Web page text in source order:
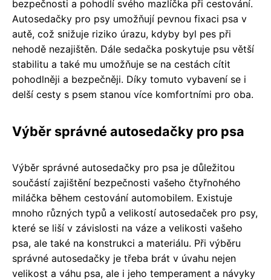
bezpečnosti a pohodlí svého mazlíčka při cestování.
Autosedačky pro psy umožňují pevnou fixaci psa v
autě, což snižuje riziko úrazu, kdyby byl pes při
nehodě nezajištěn. Dále sedačka poskytuje psu větší
stabilitu a také mu umožňuje se na cestách cítit
pohodlněji a bezpečněji. Díky tomuto vybavení se i
delší cesty s psem stanou více komfortními pro oba.
Výběr správné autosedačky pro psa
Výběr správné autosedačky pro psa je důležitou
součástí zajištění bezpečnosti vašeho čtyřnohého
miláčka během cestování automobilem. Existuje
mnoho různých typů a velikostí autosedaček pro psy,
které se liší v závislosti na váze a velikosti vašeho
psa, ale také na konstrukci a materiálu. Při výběru
správné autosedačky je třeba brát v úvahu nejen
velikost a váhu psa, ale i jeho temperament a návyky